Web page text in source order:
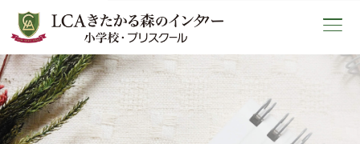
LCAきたかる森のインター小学校